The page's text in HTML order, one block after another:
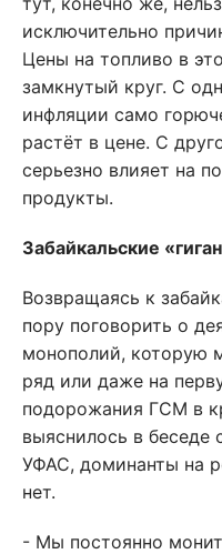
исключительно
Цены на топливо в
замкнутый круг. С
инфляции само
растёт в цене. С
серьезно влияет на
продукты.
Забайкальские
Возвращаясь к
пору поговорить о
монополий, которую
ряд или даже на
подорожания ГСМ в
выяснилось в беседе
УФАС, доминанты на
нет.
- Мы постоянно